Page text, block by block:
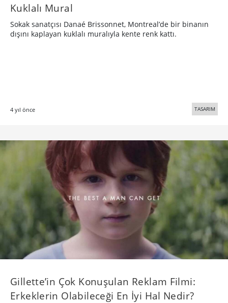
Kuklalı Mural
Sokak sanatçısı Danaé Brissonnet, Montreal’de bir binanın
dışını kaplayan kuklalı muralıyla kente renk kattı.
4 yıl önce TASARIM
Gillette’in Çok Konuşulan Reklam Filmi:
Erkeklerin Olabileceği En İyi Hal Nedir?